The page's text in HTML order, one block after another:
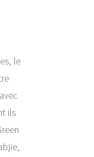
le
ils